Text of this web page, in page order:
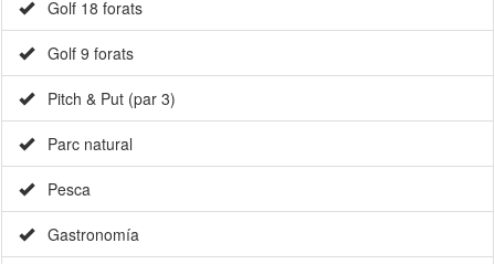
Golf 18 forats
Golf 9 forats
Pitch & Put (par 3)
Parc natural
Pesca
Gastronomía